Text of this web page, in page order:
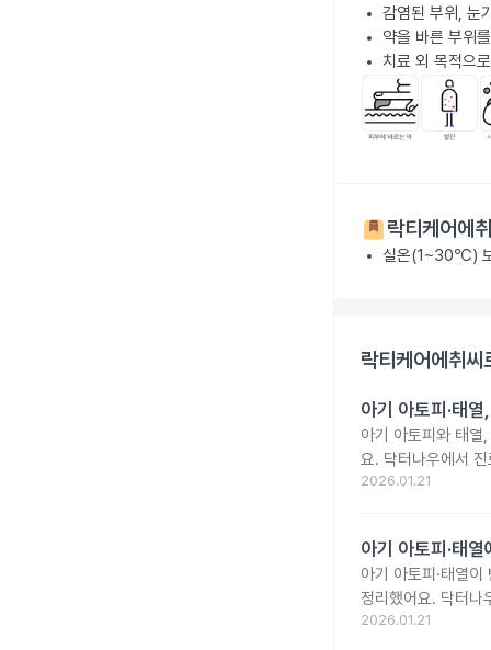
감염된 부위, 눈
약을 바른 부위
치료 외 목적으
락티케어에
실온(1~30℃)
락티케어에취
아기 아토피·태
아기 아토피와 태
요. 닥터나우에서
2026.01.21
아기 아토피·태
아기 아토피·태열
정리했어요. 닥터나
2026.01.21